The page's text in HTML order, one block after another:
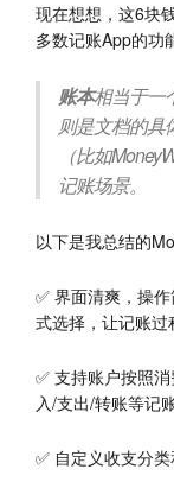
现在想想，这6块
多数记账App的功
账本相当于一
则是文档的具
（比如
记账场景。
以下是我总结的
✅ 界面清爽，操
式选择，让记账过
✅ 支持账户按照
入/支出/转账等记
✅ 自定义收支分